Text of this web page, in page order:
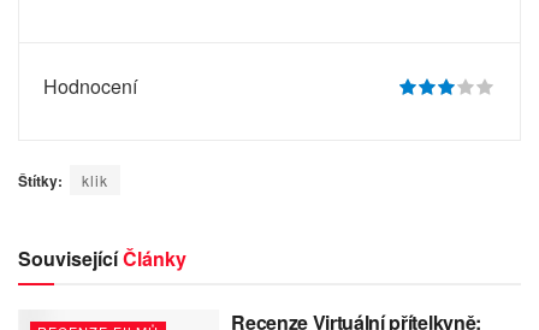
Hodnocení
Štítky: klik
SouvisejícíČlánky
Recenze Virtuální přítelkyně: